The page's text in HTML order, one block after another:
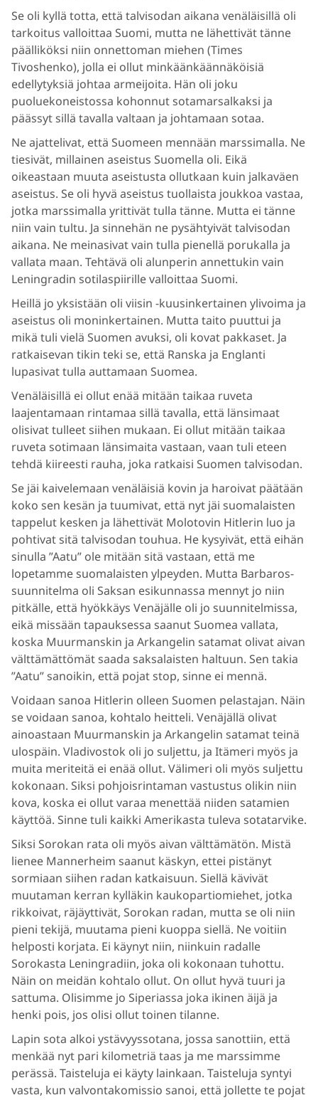
Se oli kyllä totta, että talvisodan aikana venäläisillä oli
tarkoitus valloittaa Suomi, mutta ne lähettivät tänne
päälliköksi niin onnettoman miehen (Times
Tivoshenko), jolla ei ollut minkäänkäännäköisiä
edellytyksiä johtaa armeijoita. Hän oli joku
puoluekoneistossa kohonnut sotamarsalkaksi ja
päässyt sillä tavalla valtaan ja johtamaan sotaa.
Ne ajattelivat, että Suomeen mennään marssimalla. Ne
tiesivät, millainen aseistus Suomella oli. Eikä
oikeastaan muuta aseistusta ollutkaan kuin jalkaväen
aseistus. Se oli hyvä aseistus tuollaista joukkoa vastaa,
jotka marssimalla yrittivät tulla tänne. Mutta ei tänne
niin vain tultu. Ja sinnehän ne pysähtyivät talvisodan
aikana. Ne meinasivat vain tulla pienellä porukalla ja
vallata maan. Tehtävä oli alunperin annettukin vain
Leningradin sotilaspiirille valloittaa Suomi.
Heillä jo yksistään oli viisin -kuusinkertainen ylivoima ja
aseistus oli moninkertainen. Mutta taito puuttui ja
mikä tuli vielä Suomen avuksi, oli kovat pakkaset. Ja
ratkaisevan tikin teki se, että Ranska ja Englanti
lupasivat tulla auttamaan Suomea.
Venäläisillä ei ollut enää mitään taikaa ruveta
laajentamaan rintamaa sillä tavalla, että länsimaat
olisivat tulleet siihen mukaan. Ei ollut mitään taikaa
ruveta sotimaan länsimaita vastaan, vaan tuli eteen
tehdä kiireesti rauha, joka ratkaisi Suomen talvisodan.
Se jäi kaivelemaan venäläisiä kovin ja haroivat päätään
koko sen kesän ja tuumivat, että nyt jäi suomalaisten
tappelut kesken ja lähettivät Molotovin Hitlerin luo ja
pohtivat sitä talvisodan touhua. He kysyivät, että eihän
sinulla ”Aatu” ole mitään sitä vastaan, että me
lopetamme suomalaisten ylpeyden. Mutta Barbaros-
suunnitelma oli Saksan esikunnassa mennyt jo niin
pitkälle, että hyökkäys Venäjälle oli jo suunnitelmissa,
eikä missään tapauksessa saanut Suomea vallata,
koska Muurmanskin ja Arkangelin satamat olivat aivan
välttämättömät saada saksalaisten haltuun. Sen takia
”Aatu” sanoikin, että pojat stop, sinne ei mennä.
Voidaan sanoa Hitlerin olleen Suomen pelastajan. Näin
se voidaan sanoa, kohtalo heitteli. Venäjällä olivat
ainoastaan Muurmanskin ja Arkangelin satamat teinä
ulospäin. Vladivostok oli jo suljettu, ja Itämeri myös ja
muita meriteitä ei enää ollut. Välimeri oli myös suljettu
kokonaan. Siksi pohjoisrintaman vastustus olikin niin
kova, koska ei ollut varaa menettää niiden satamien
käyttöä. Sinne tuli kaikki Amerikasta tuleva sotatarvike.
Siksi Sorokan rata oli myös aivan välttämätön. Mistä
lienee Mannerheim saanut käskyn, ettei pistänyt
sormiaan siihen radan katkaisuun. Siellä kävivät
muutaman kerran kylläkin kaukopartiomiehet, jotka
rikkoivat, räjäyttivät, Sorokan radan, mutta se oli niin
pieni tekijä, muutama pieni kuoppa siellä. Ne voitiin
helposti korjata. Ei käynyt niin, niinkuin radalle
Sorokasta Leningradiin, joka oli kokonaan tuhottu.
Näin on meidän kohtalo ollut. On ollut hyvä tuuri ja
sattuma. Olisimme jo Siperiassa joka ikinen äijä ja
henki pois, jos olisi ollut toinen tilanne.
Lapin sota alkoi ystävyyssotana, jossa sanottiin, että
menkää nyt pari kilometriä taas ja me marssimme
perässä. Taisteluja ei käyty lainkaan. Taisteluja syntyi
vasta, kun valvontakomissio sanoi, että jollette te pojat